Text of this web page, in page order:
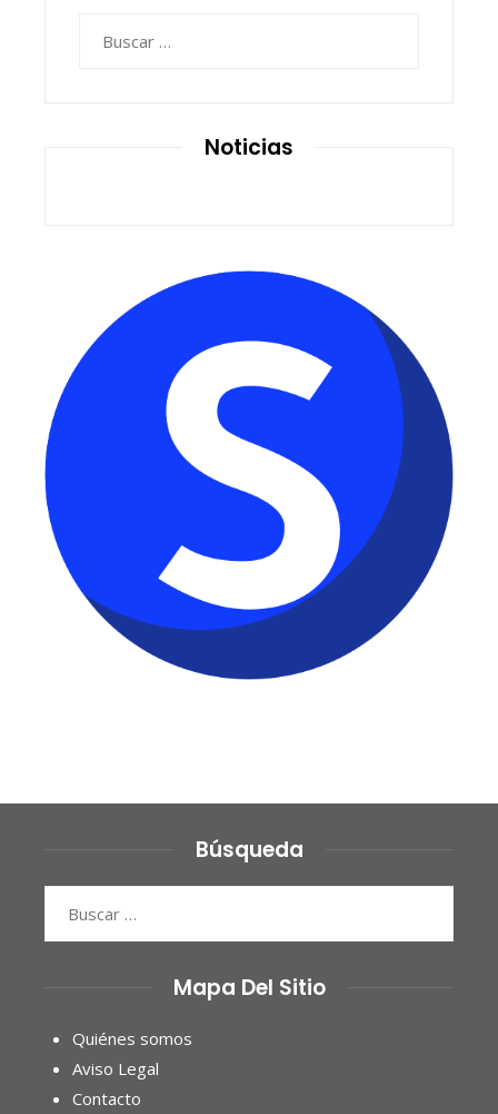
Noticias
Búsqueda
Mapa Del Sitio
Quiénes somos
Aviso Legal
Contacto